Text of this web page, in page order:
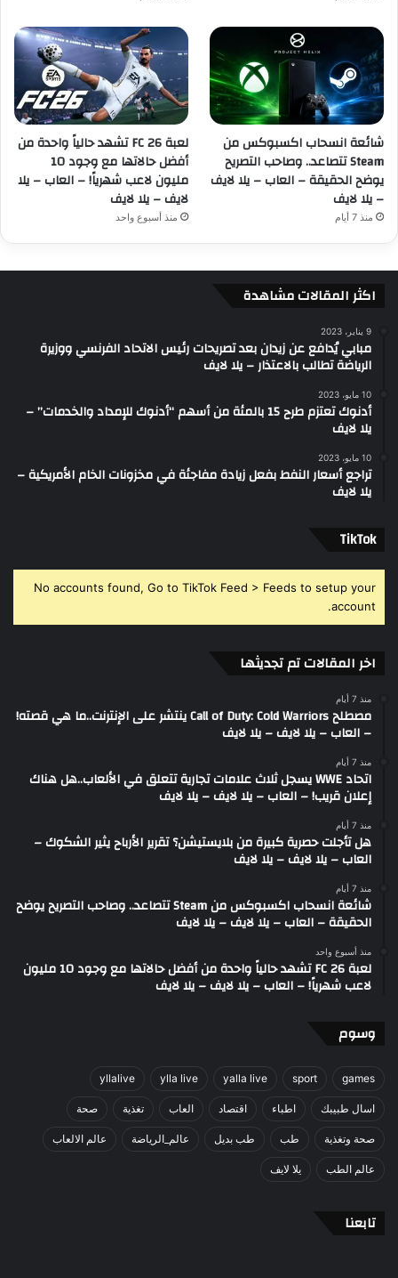
شائعة انسحاب اكسبوكس من
Steam تتصاعد.. وصاحب التصريح
يوضح الحقيقة – العاب – يلا لايف
– يلا لايف
منذ 7 أيام
لعبة FC 26 تشهد حالياً واحدة من
أفضل حالاتها مع وجود 10
مليون لاعب شهرياً! – العاب – يلا
لايف – يلا لايف
منذ أسبوع واحد
اكثر المقالات مشاهدة
9 يناير، 2023
مبابي يُدافع عن زيدان بعد تصريحات رئيس الاتحاد الفرنسي ووزيرة
الرياضة تطالب بالاعتذار – يلا لايف
10 مايو، 2023
أدنوك تعتزم طرح 15 بالمئة من أسهم “أدنوك للإمداد والخدمات” –
يلا لايف
10 مايو، 2023
تراجع أسعار النفط بفعل زيادة مفاجئة في مخزونات الخام الأمريكية –
يلا لايف
‫TikTok
No accounts found, Go to TikTok Feed > Feeds to setup your
account.
اخر المقالات تم تجديثها
منذ 7 أيام
مصطلح Call of Duty: Cold Warriors ينتشر على الإنترنت..ما هي قصته!
– العاب – يلا لايف – يلا لايف
منذ 7 أيام
اتحاد WWE يسجل ثلاث علامات تجارية تتعلق في الألعاب..هل هناك
إعلان قريب! – العاب – يلا لايف – يلا لايف
منذ 7 أيام
هل تأجلت حصرية كبيرة من بلايستيشن؟ تقرير الأرباح يثير الشكوك –
العاب – يلا لايف – يلا لايف
منذ 7 أيام
شائعة انسحاب اكسبوكس من Steam تتصاعد.. وصاحب التصريح يوضح
الحقيقة – العاب – يلا لايف – يلا لايف
منذ أسبوع واحد
لعبة FC 26 تشهد حالياً واحدة من أفضل حالاتها مع وجود 10 مليون
لاعب شهرياً! – العاب – يلا لايف – يلا لايف
وسوم
games
sport
yalla live
ylla live
yllalive
اسال طبيبك اطباء اقتصاد العاب تغذية صحة
صحة وتغذية طب طب بديل عالم_الرياضة عالم الالعاب
عالم الطب يلا لايف
تابعنا